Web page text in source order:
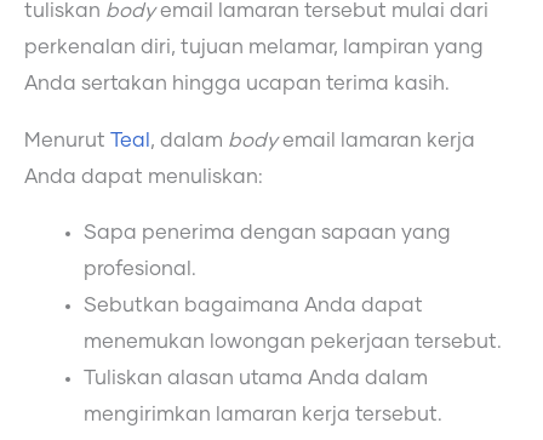
tuliskan bodyemail lamaran tersebut mulai dari
perkenalan diri, tujuan melamar, lampiran yang
Anda sertakan hingga ucapan terima kasih.
Menurut Teal , dalam bodyemail lamaran kerja
Anda dapat menuliskan:
Sapa penerima dengan sapaan yang
profesional.
Sebutkan bagaimana Anda dapat
menemukan lowongan pekerjaan tersebut.
Tuliskan alasan utama Anda dalam
mengirimkan lamaran kerja tersebut.